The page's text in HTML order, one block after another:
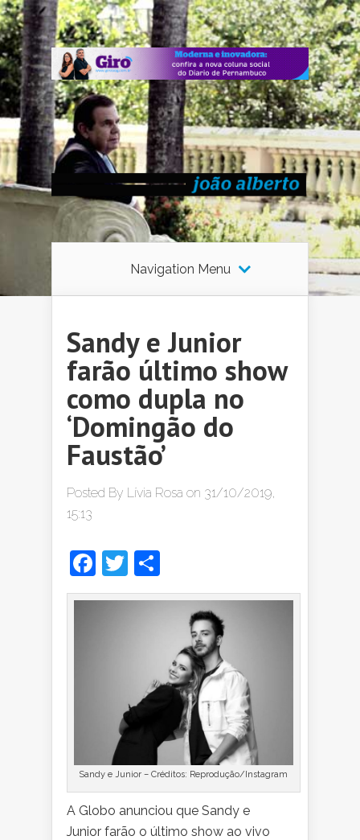
Navigation Menu
Sandy e Junior
farão último show
como dupla no
‘Domingão do
Faustão’
Posted By Lívia Rosa on 31/10/2019,
15:13
Facebook
Twitter
Sandy e Junior – Créditos: Reprodução/Instagram
A Globo anunciou que Sandy e
Junior farão o último show ao vivo